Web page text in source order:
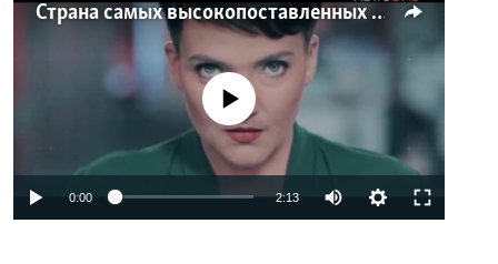
Страна самых высокопоставленных телеведущих. Почему политики захватили телеэфир Украины
No media source currently available
0:00 2:13